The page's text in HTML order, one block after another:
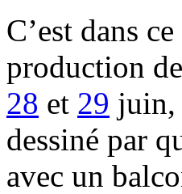
C’est dans
production
28 et 29 juin,
dessiné par
avec un